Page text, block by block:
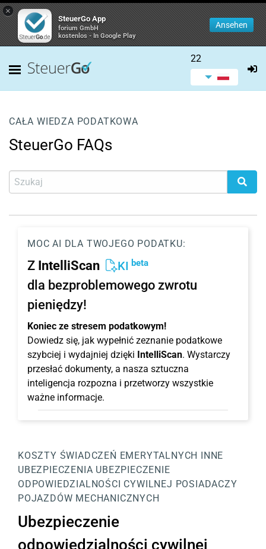
×
SteuerGo App
forium GmbH
kostenlos - In Google Play
Ansehen
22
CAŁA WIEDZA PODATKOWA
SteuerGo FAQs
MOC AI DLA TWOJEGO PODATKU:
Z IntelliScan KI beta
dla bezproblemowego zwrotu
pieniędzy!
Koniec ze stresem podatkowym!
Dowiedz się, jak wypełnić zeznanie podatkowe
szybciej i wydajniej dzięki IntelliScan. Wystarczy
przesłać dokumenty, a nasza sztuczna
inteligencja rozpozna i przetworzy wszystkie
ważne informacje.
KOSZTY ŚWIADCZEŃ EMERYTALNYCH INNE
UBEZPIECZENIA UBEZPIECZENIE
ODPOWIEDZIALNOŚCI CYWILNEJ POSIADACZY
POJAZDÓW MECHANICZNYCH
Ubezpieczenie
odpowiedzialności cywilnej